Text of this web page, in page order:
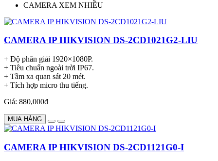
CAMERA XEM NHIỀU
CAMERA IP HIKVISION DS-2CD1021G2-LIU
+ Độ phân giải 1920×1080P.
+ Tiêu chuẩn ngoài trời IP67.
+ Tầm xa quan sát 20 mét.
+ Tích hợp micro thu tiếng.
Giá: 880,000đ
MUA HÀNG
CAMERA IP HIKVISION DS-2CD1121G0-I